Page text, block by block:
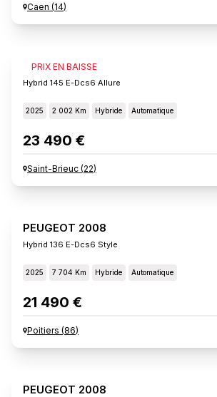
Caen (14)
PRIX EN BAISSE
PEUGEOT 2008
Hybrid 145 E-Dcs6 Allure
2025 2 002 Km Hybride Automatique
23 490 €
Saint-Brieuc (22)
PEUGEOT 2008
Hybrid 136 E-Dcs6 Style
2025 7 704 Km Hybride Automatique
21 490 €
Poitiers (86)
PEUGEOT 2008